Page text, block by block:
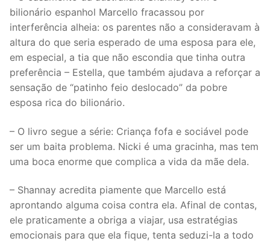
bilionário espanhol Marcello fracassou por
interferência alheia: os parentes não a consideravam à
altura do que seria esperado de uma esposa para ele,
em especial, a tia que não escondia que tinha outra
preferência – Estella, que também ajudava a reforçar a
sensação de “patinho feio deslocado” da pobre
esposa rica do bilionário.
– O livro segue a série: Criança fofa e sociável pode
ser um baita problema. Nicki é uma gracinha, mas tem
uma boca enorme que complica a vida da mãe dela.
– Shannay acredita piamente que Marcello está
aprontando alguma coisa contra ela. Afinal de contas,
ele praticamente a obriga a viajar, usa estratégias
emocionais para que ela fique, tenta seduzi-la a todo